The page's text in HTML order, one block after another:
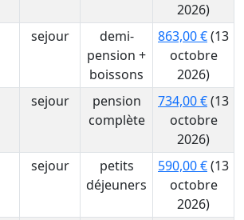
2026)
sejour
demi-
pension +
boissons
863,00 €(13
octobre
2026)
sejour
pension
complète
734,00 €(13
octobre
2026)
sejour
petits
déjeuners
590,00 €(13
octobre
2026)